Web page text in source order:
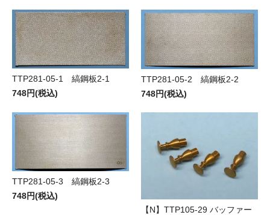
TTP281-05-1 縞鋼板2-1
748円(税込)
TTP281-05-2 縞鋼板2-2
748円(税込)
TTP281-05-3 縞鋼板2-3
748円(税込)
【N】TTP105-29 バッファー